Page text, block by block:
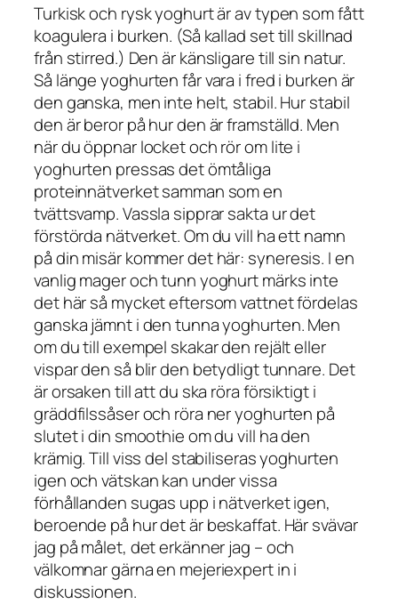
Turkisk och rysk yoghurt är av typen som fått
koagulera i burken. (Så kallad settill skillnad
från stirred.) Den är känsligare till sin natur.
Så länge yoghurten får vara i fred i burken är
den ganska, men inte helt, stabil. Hur stabil
den är beror på hur den är framställd. Men
när du öppnar locket och rör om lite i
yoghurten pressas det ömtåliga
proteinnätverket samman som en
tvättsvamp. Vassla sipprar sakta ur det
förstörda nätverket. Om du vill ha ett namn
på din misär kommer det här: syneresis. I en
vanlig mager och tunn yoghurt märks inte
det här så mycket eftersom vattnet fördelas
ganska jämnt i den tunna yoghurten. Men
om du till exempel skakar den rejält eller
vispar den så blir den betydligt tunnare. Det
är orsaken till att du ska röra försiktigt i
gräddfilssåser och röra ner yoghurten på
slutet i din smoothie om du vill ha den
krämig. Till viss del stabiliseras yoghurten
igen och vätskan kan under vissa
förhållanden sugas upp i nätverket igen,
beroende på hur det är beskaffat. Här svävar
jag på målet, det erkänner jag – och
välkomnar gärna en mejeriexpert in i
diskussionen.